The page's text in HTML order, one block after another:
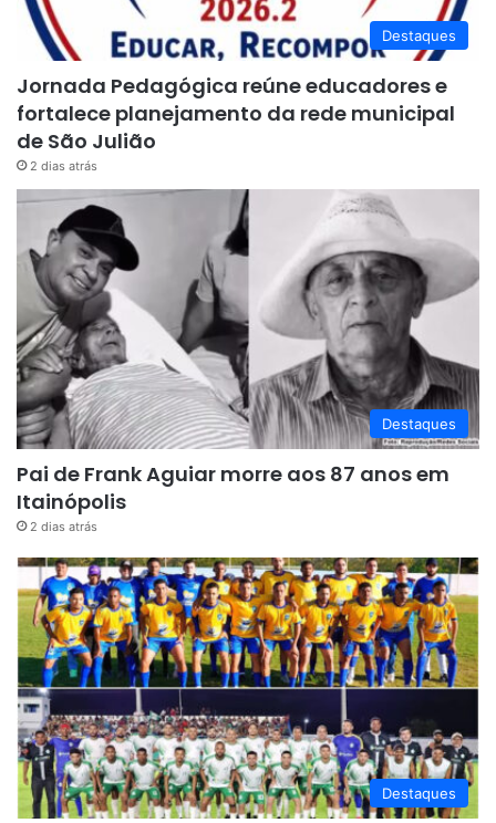
Destaques
Jornada Pedagógica reúne educadores e
fortalece planejamento da rede municipal
de São Julião
2 dias atrás
Destaques
Pai de Frank Aguiar morre aos 87 anos em
Itainópolis
2 dias atrás
Destaques